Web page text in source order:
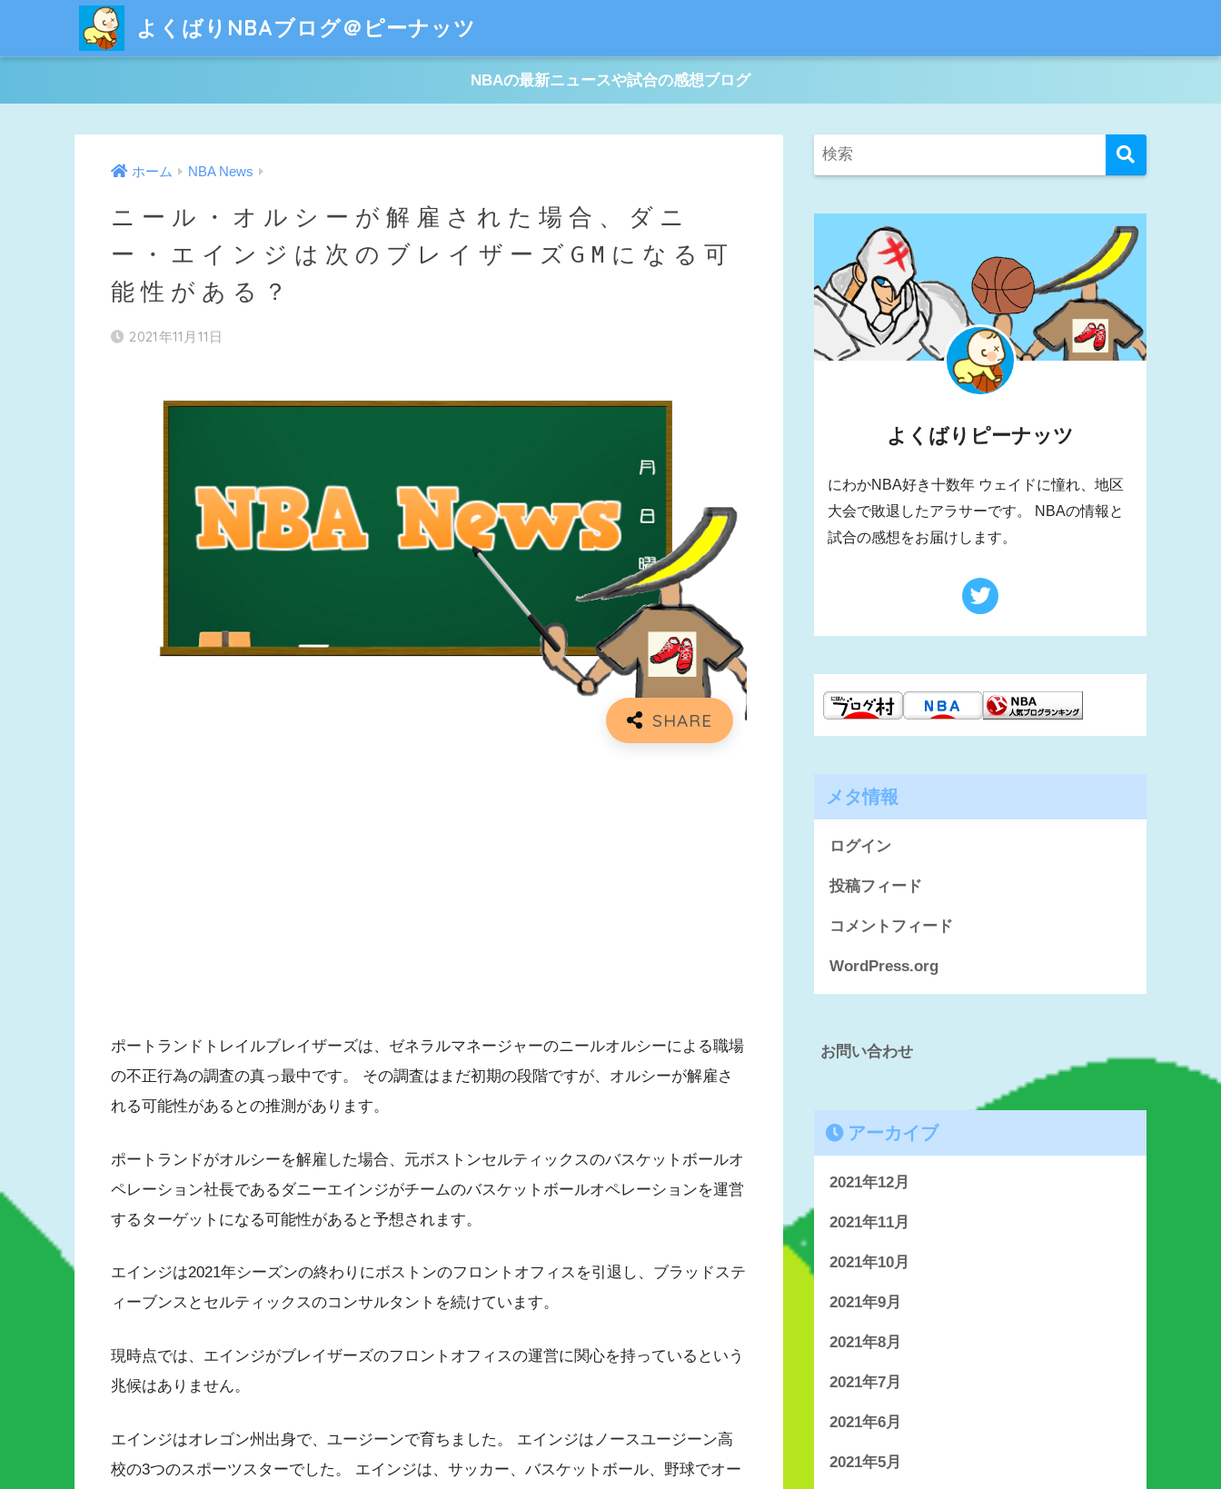
よくばりNBAブログ＠ピーナッツ
NBAの最新ニュースや試合の感想ブログ
ホーム NBA News
ニール・オルシーが解雇された場合、ダニ
ー・エインジは次のブレイザーズGMになる可
能性がある？
2021年11月11日
ポートランドトレイルブレイザーズは、ゼネラルマネージャーのニールオルシーによる職場
の不正行為の調査の真っ最中です。 その調査はまだ初期の段階ですが、オルシーが解雇さ
れる可能性があるとの推測があります。
ポートランドがオルシーを解雇した場合、元ボストンセルティックスのバスケットボールオ
ペレーション社長であるダニーエインジがチームのバスケットボールオペレーションを運営
するターゲットになる可能性があると予想されます。
エインジは2021年シーズンの終わりにボストンのフロントオフィスを引退し、ブラッドステ
ィーブンスとセルティックスのコンサルタントを続けています。
現時点では、エインジがブレイザーズのフロントオフィスの運営に関心を持っているという
兆候はありません。
エインジはオレゴン州出身で、ユージーンで育ちました。 エインジはノースユージーン高
校の3つのスポーツスターでした。 エインジは、サッカー、バスケットボール、野球でオー
よくばりピーナッツ
にわかNBA好き十数年 ウェイドに憧れ、地区
大会で敗退したアラサーです。 NBAの情報と
試合の感想をお届けします。
メタ情報
ログイン
投稿フィード
コメントフィード
WordPress.org
お問い合わせ
アーカイブ
2021年12月
2021年11月
2021年10月
2021年9月
2021年8月
2021年7月
2021年6月
2021年5月